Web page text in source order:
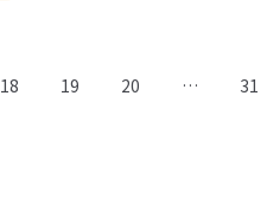
18 19 20 … 31